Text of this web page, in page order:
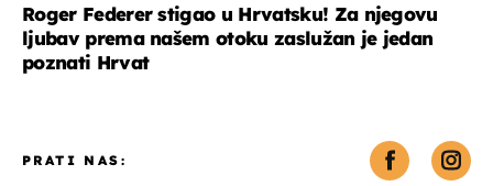
Roger Federer stigao u Hrvatsku! Za njegovu
ljubav prema našem otoku zaslužan je jedan
poznati Hrvat
PRATI NAS: